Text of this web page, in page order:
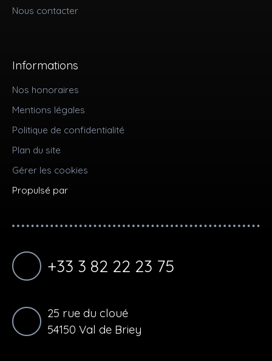
Nous contacter
Informations
Nos honoraires
Mentions légales
Politique de confidentialité
Plan du site
Gérer les cookies
Propulsé par
+33 3 82 22 23 75
25 rue du cloué
54150 Val de Briey